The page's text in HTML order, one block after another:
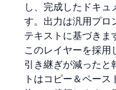
し、完成したドキュ
す。出力は汎用プロ
テキストに基づきま
このレイヤーを採
引き継ぎが減ったと
トはコピー＆ペー